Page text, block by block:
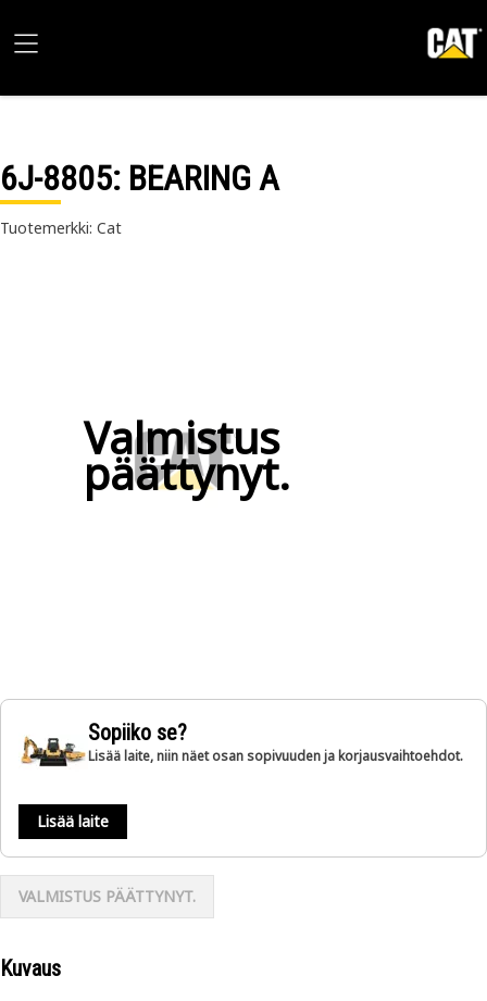
6J-8805: BEARING A
Tuotemerkki: Cat
Valmistus
päättynyt.
Sopiiko se?
Lisää laite, niin näet osan sopivuuden ja korjausvaihtoehdot.
Lisää laite
VALMISTUS PÄÄTTYNYT.
Kuvaus